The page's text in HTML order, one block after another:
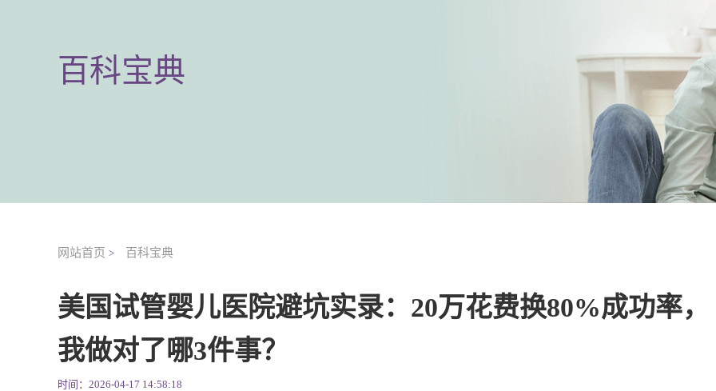
百科宝典
网站首页 > 百科宝典
美国试管婴儿医院避坑实录：20万花费换80%成功率，
我做对了哪3件事？
时间：2026-04-17 14:58:18